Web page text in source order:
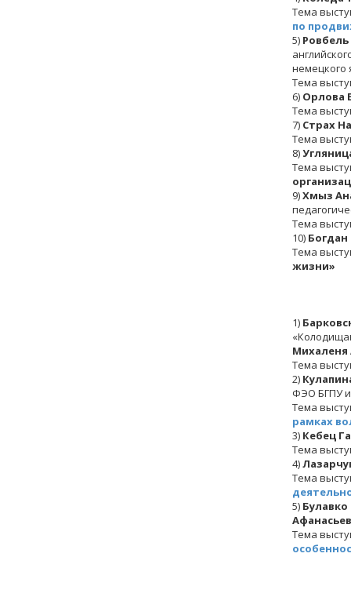
Тема
по
5)
немецкого
Тема
6) Орлова
Тема
7) Страх
Тема
8)
Тема
9)Хмыз
Тема
10) Богдан
Тема
жизни»
1)
Михаленя
Тема
2)
ФЭО БГПУ
Тема
рамках
3) Кебец
Тема
4)
Тема
5)
Тема